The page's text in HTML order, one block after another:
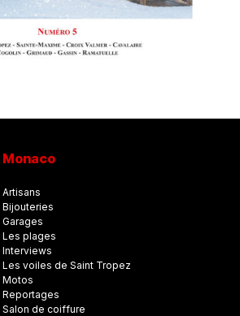
Monaco
Artisans
Bijouteries
Garages
Les plages
Interviews
Les voiles de Saint Tropez
Motos
Reportages
Salon de coiffure